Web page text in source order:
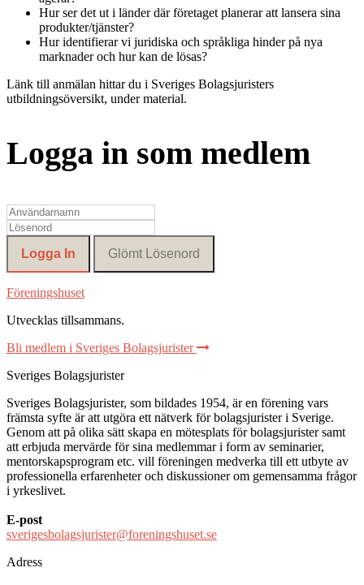
Hur ser det ut i länder där företaget planerar att lansera sina
produkter/tjänster?
Hur identifierar vi juridiska och språkliga hinder på nya
marknader och hur kan de lösas?
Länk till anmälan hittar du i Sveriges Bolagsjuristers
utbildningsöversikt, under material.
Logga in som medlem
Föreningshuset
Utvecklas tillsammans.
Bli medlem i Sveriges Bolagsjurister
Sveriges Bolagsjurister
Sveriges Bolagsjurister, som bildades 1954, är en förening vars
främsta syfte är att utgöra ett nätverk för bolagsjurister i Sverige.
Genom att på olika sätt skapa en mötesplats för bolagsjurister samt
att erbjuda mervärde för sina medlemmar i form av seminarier,
mentorskapsprogram etc. vill föreningen medverka till ett utbyte av
professionella erfarenheter och diskussioner om gemensamma frågor
i yrkeslivet.
E-post
sverigesbolagsjurister@foreningshuset.se
Adress